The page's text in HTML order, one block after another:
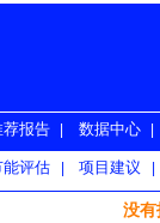
荐报告 数据中心
能评估 项目建议
没有